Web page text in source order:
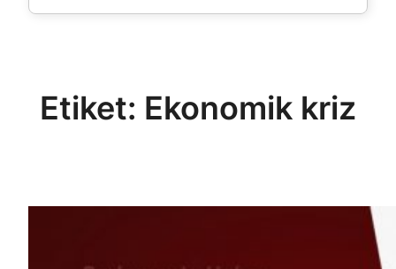
Etiket: Ekonomik kriz